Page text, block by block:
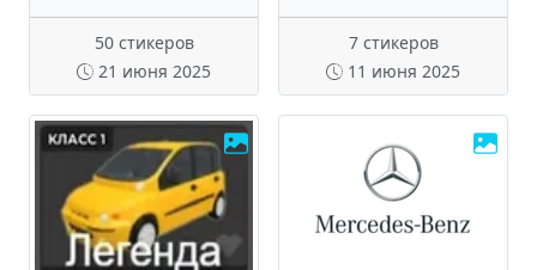
50 стикеров
21 июня 2025
7 стикеров
11 июня 2025